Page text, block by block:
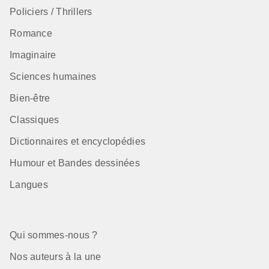
Policiers / Thrillers
Romance
Imaginaire
Sciences humaines
Bien-être
Classiques
Dictionnaires et encyclopédies
Humour et Bandes dessinées
Langues
Qui sommes-nous ?
Nos auteurs à la une